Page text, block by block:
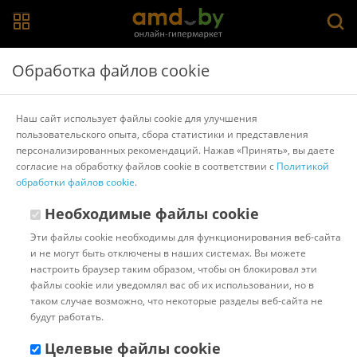
Главная > Каталог товаров
Метеостанции, гигрометры и
термогигрометры
Популярные
Код:7231024 Под заказ
Доставка в г.Минск 12 августа
с 18:00 до 23:00.Стоимость:
БЕСПЛАТНО
Обработка файлов cookie
Наш сайт использует файлы cookie для улучшения
пользовательского опыта, сбора статистики и представления
персонализированных рекомендаций. Нажав «Принять», вы даете
согласие на обработку файлов cookie в соответствии с Политикой
обработки файлов cookie.
Необходимые файлы cookie
Эти файлы cookie необходимы для функционирования веб-сайта
и не могут быть отключены в наших системах. Вы можете
настроить браузер таким образом, чтобы он блокировал эти
файлы cookie или уведомлял вас об их использовании, но в
таком случае возможно, что некоторые разделы веб-сайта не
будут работать.
Целевые файлы cookie